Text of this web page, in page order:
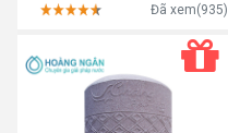
Đã xem(935)